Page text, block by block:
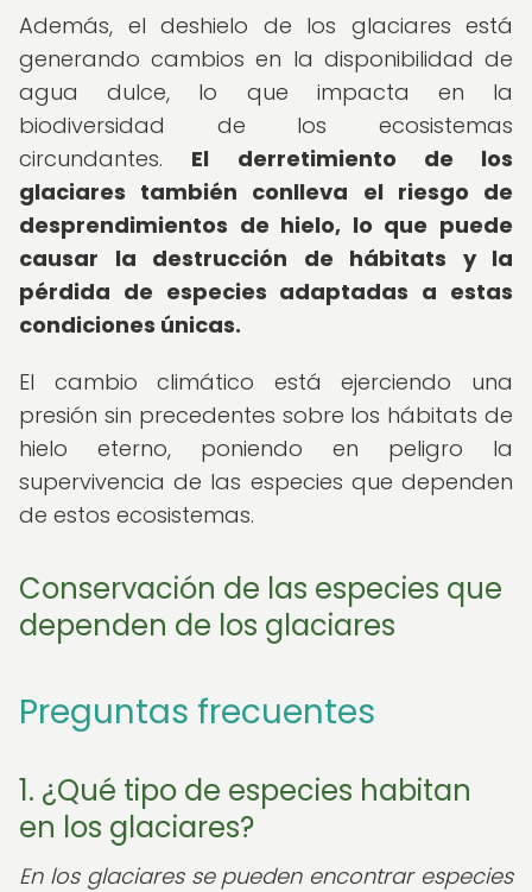
Además, el deshielo de los glaciares está
generando cambios en la disponibilidad de
agua dulce, lo que impacta en la
biodiversidad de los ecosistemas
circundantes. El derretimiento de los
glaciares también conlleva el riesgo de
desprendimientos de hielo, lo que puede
causar la destrucción de hábitats y la
pérdida de especies adaptadas a estas
condiciones únicas.
El cambio climático está ejerciendo una
presión sin precedentes sobre los hábitats de
hielo eterno, poniendo en peligro la
supervivencia de las especies que dependen
de estos ecosistemas.
Conservación de las especies que
dependen de los glaciares
Preguntas frecuentes
1. ¿Qué tipo de especies habitan
en los glaciares?
En los glaciares se pueden encontrar especies